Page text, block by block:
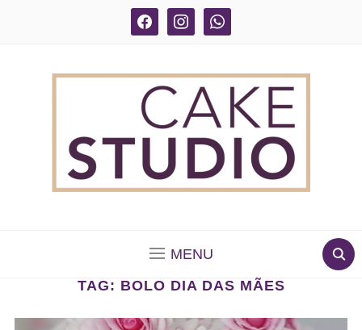
facebook instagram whatsapp
MENU
TAG: BOLO DIA DAS MÃES